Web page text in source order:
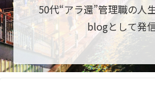
50代“アラ還”管理職の人
blogとして発